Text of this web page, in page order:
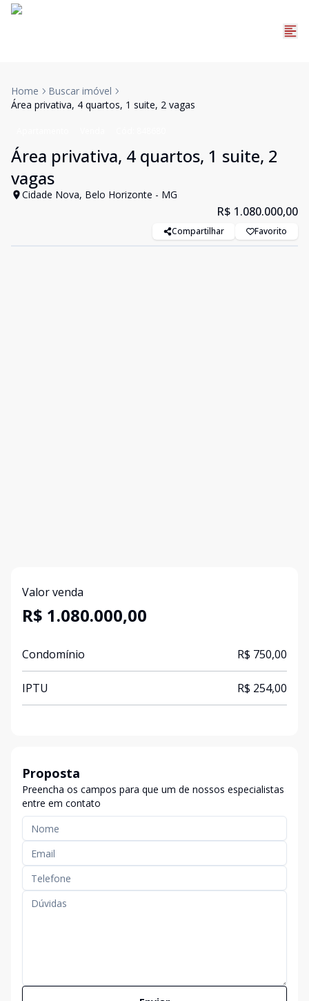
Home
Buscar imóvel
Área privativa, 4 quartos, 1 suite, 2 vagas
Área privativa, 4 quartos, 1 suite, 2
vagas
Cidade Nova, Belo Horizonte - MG
R$ 1.080.000,00
Compartilhar Favorito
Valor venda
R$ 1.080.000,00
Condomínio R$ 750,00
IPTU R$ 254,00
Proposta
Preencha os campos para que um de nossos especialistas
entre em contato